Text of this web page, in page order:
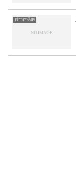
俳句作品例